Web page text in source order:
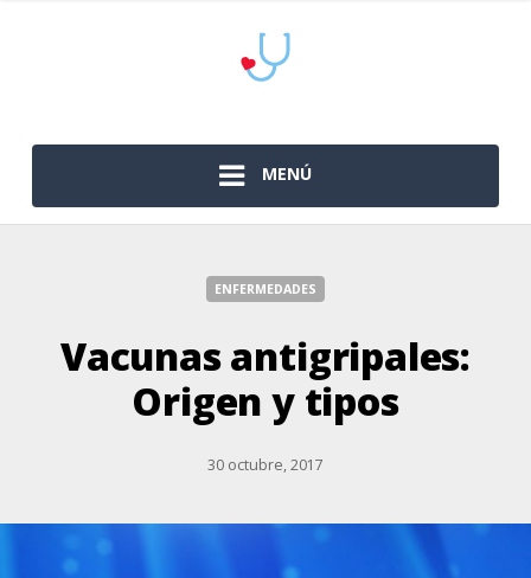
MENÚ
ENFERMEDADES
Vacunas antigripales:
Origen y tipos
30 octubre, 2017